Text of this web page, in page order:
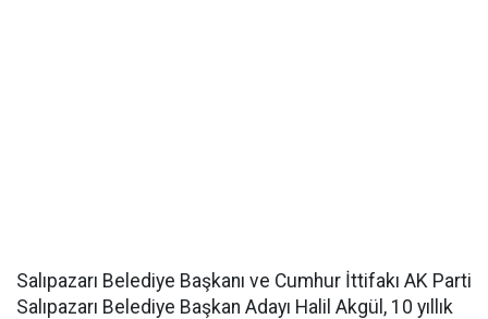
Salıpazarı Belediye Başkanı ve Cumhur İttifakı AK Parti
Salıpazarı Belediye Başkan Adayı Halil Akgül, 10 yıllık